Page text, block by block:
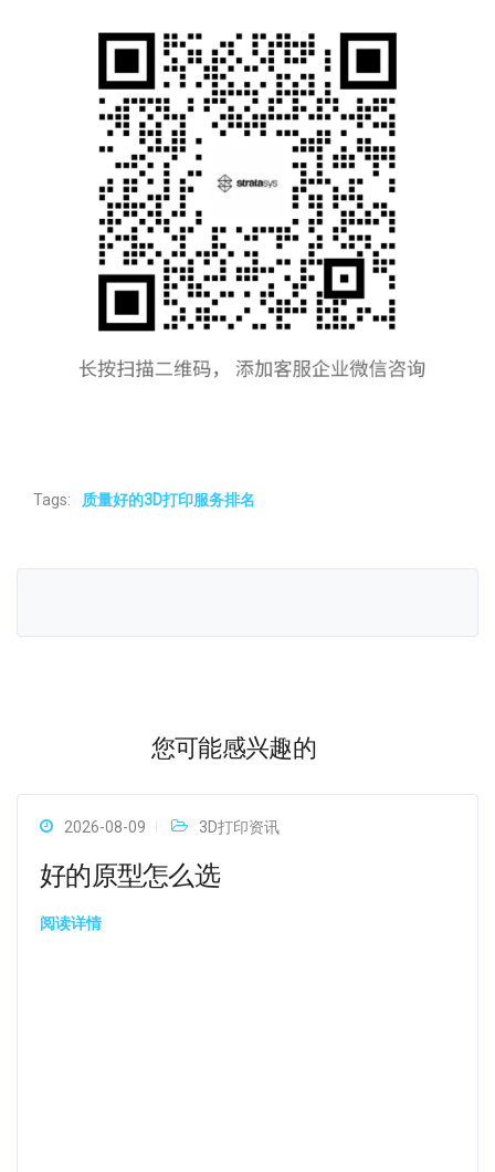
Tags: 质量好的3D打印服务排名
您可能感兴趣的
2026-08-09 3D打印资讯
好的原型怎么选
阅读详情